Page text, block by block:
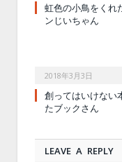
虹色の小鳥をくれ
ンじいちゃん
2018年3月3日
創ってはいけない
たブックさん
LEAVE A REPLY